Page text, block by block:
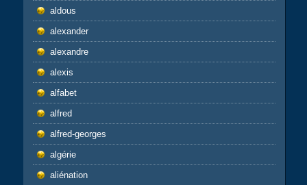
aldous
alexander
alexandre
alexis
alfabet
alfred
alfred-georges
algérie
aliénation